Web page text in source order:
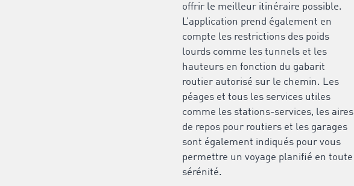
offrir le meilleur itinéraire possible.
L’application prend également en
compte les restrictions des poids
lourds comme les tunnels et les
hauteurs en fonction du gabarit
routier autorisé sur le chemin. Les
péages et tous les services utiles
comme les stations-services, les aires
de repos pour routiers et les garages
sont également indiqués pour vous
permettre un voyage planifié en toute
sérénité.